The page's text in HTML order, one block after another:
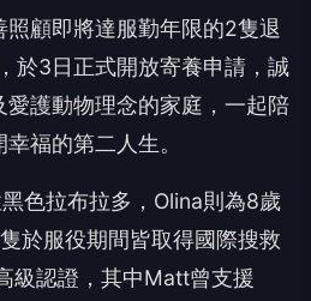
顧即將達服勤年限的2隻退
於3日正式開放寄養申請，誠
護動物理念的家庭，一起陪
福的第二人生。
色拉布拉多，Olina則為8歲
於服役期間皆取得國際搜救
級認證，其中Matt曾支援